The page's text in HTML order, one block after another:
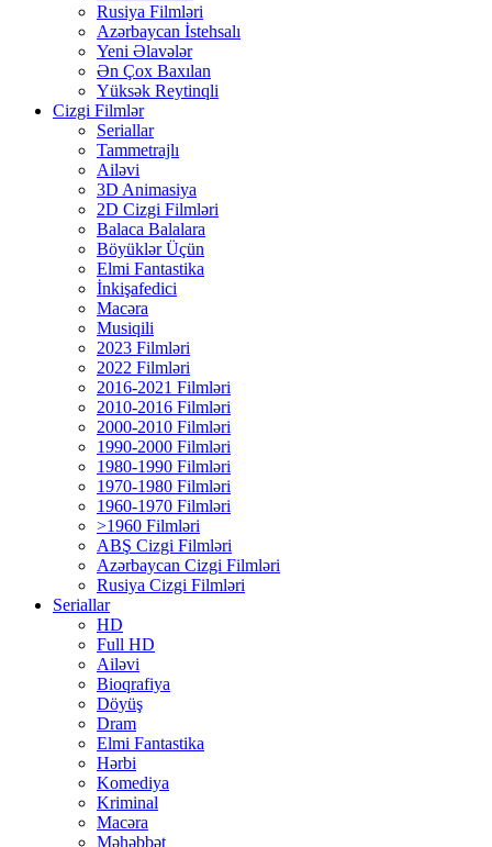
Rusiya Filmləri
Azərbaycan İstehsalı
Yeni Əlavələr
Ən Çox Baxılan
Yüksək Reytinqli
Cizgi Filmlər
Seriallar
Tammetrajlı
Ailəvi
3D Animasiya
2D Cizgi Filmləri
Balaca Balalara
Böyüklər Üçün
Elmi Fantastika
İnkişafedici
Macəra
Musiqili
2023 Filmləri
2022 Filmləri
2016-2021 Filmləri
2010-2016 Filmləri
2000-2010 Filmləri
1990-2000 Filmləri
1980-1990 Filmləri
1970-1980 Filmləri
1960-1970 Filmləri
>1960 Filmləri
ABŞ Cizgi Filmləri
Azərbaycan Cizgi Filmləri
Rusiya Cizgi Filmləri
Seriallar
HD
Full HD
Ailəvi
Bioqrafiya
Döyüş
Dram
Elmi Fantastika
Hərbi
Komediya
Kriminal
Macəra
Məhəbbət